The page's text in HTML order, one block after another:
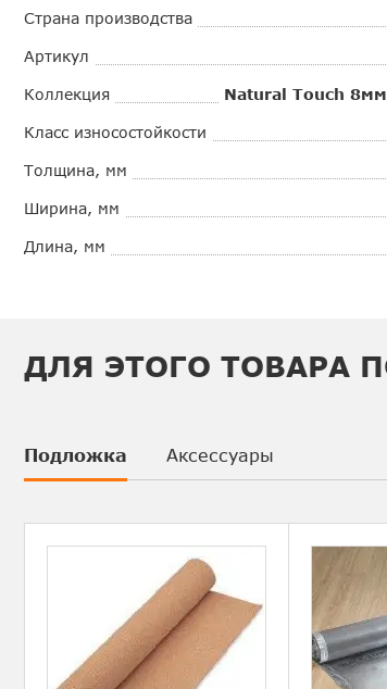
Страна производства
Артикул
Коллекция Natural Touch
Класс износостойкости
Толщина, мм
Ширина, мм
Длина, мм
ДЛЯ ЭТОГО ТОВАРА
Подложка Аксессуары